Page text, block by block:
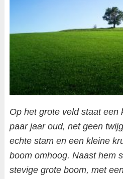
Op het grote veld staat een
paar jaar oud, net geen
echte stam en een kleine
boom omhoog. Naast hem
stevige grote boom, met